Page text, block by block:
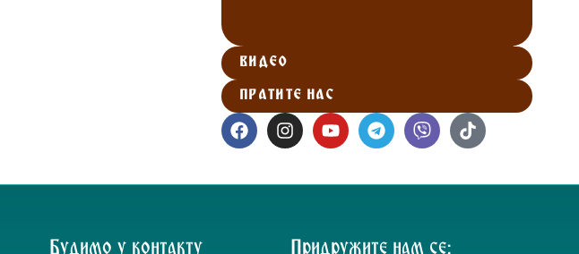
ВИДЕО
ПРАТИТЕ НАС
Будимо у контакту Придружите нам се: